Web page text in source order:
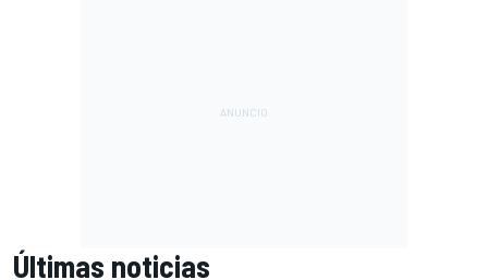
Últimas noticias